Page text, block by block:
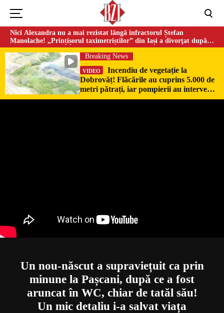
Nici Alexandra nu a mai rezistat lângă infractorul Ștefan
Manolache! „Prințișorul taximetriștilor” din Iași a divorţat după
doi ani de căsnicie
Breaking News
VIDEO
Incendiu de vegetație la
Dobrovăț! Flăcările au cuprins 5.000 de
metri pătrați, iar pompierii au intervenit
de urgență
Un nou-născut a supraviețuit ca prin
minune la Pașcani, după ce a fost
aruncat în WC, chiar de tatăl său!
Un mic detaliu i-a salvat viața